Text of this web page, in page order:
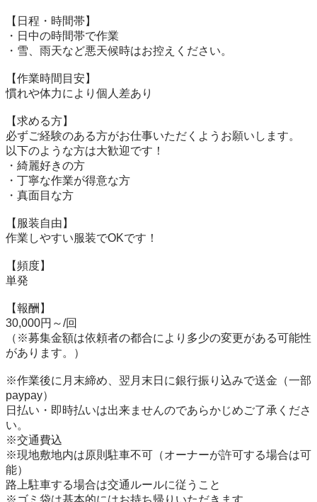
【日程・時間帯】
・日中の時間帯で作業
・雪、雨天など悪天候時はお控えください。
【作業時間目安】
慣れや体力により個人差あり
【求める方】
必ずご経験のある方がお仕事いただくようお願いします。
以下のような方は大歓迎です！
・綺麗好きの方
・丁寧な作業が得意な方
・真面目な方
【服装自由】
作業しやすい服装でOKです！
【頻度】
単発
【報酬】
30,000円～/回
（※募集金額は依頼者の都合により多少の変更がある可能性
があります。）
※作業後に月末締め、翌月末日に銀行振り込みで送金（一部
paypay）
日払い・即時払いは出来ませんのであらかじめご了承くださ
い。
※交通費込
※現地敷地内は原則駐車不可（オーナーが許可する場合は可
能）
路上駐車する場合は交通ルールに従うこと
※ゴミ袋は基本的にはお持ち帰りいただきます